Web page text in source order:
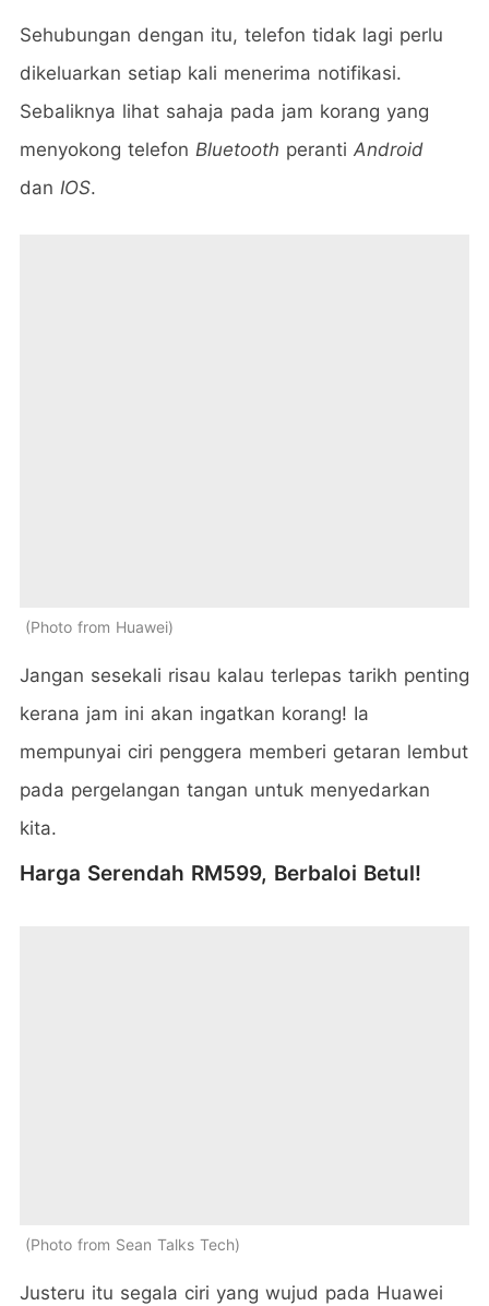
Sehubungan dengan itu, telefon tidak lagi perlu
dikeluarkan setiap kali menerima notifikasi.
Sebaliknya lihat sahaja pada jam korang yang
menyokong telefon Bluetooth peranti Android
dan IOS.
Photo from Huawei
Jangan sesekali risau kalau terlepas tarikh penting
kerana jam ini akan ingatkan korang! Ia
mempunyai ciri penggera memberi getaran lembut
pada pergelangan tangan untuk menyedarkan
kita.
Harga Serendah RM599, Berbaloi Betul!
Photo from Sean Talks Tech
Justeru itu segala ciri yang wujud pada Huawei